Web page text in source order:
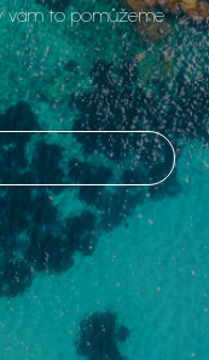
vám to pomůžeme